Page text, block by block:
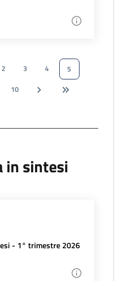
2 3 4
5
10
in sintesi
- 1° trimestre 2026